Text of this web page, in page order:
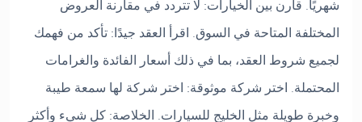
شهريًا. قارن بين الخيارات: لا تتردد في مقارنة العروض
المختلفة المتاحة في السوق. اقرأ العقد جيدًا: تأكد من فهمك
لجميع شروط العقد، بما في ذلك أسعار الفائدة والغرامات
المحتملة. اختر شركة موثوقة: اختر شركة لها سمعة طيبة
وخبرة طويلة مثل الخليج للسيارات. الخلاصة: كل شيء وأكثر